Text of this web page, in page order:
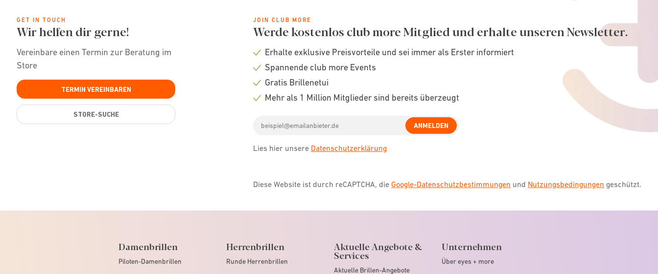
GET IN TOUCH
Wir helfen dir gerne!
Vereinbare einen Termin zur Beratung im
Store
TERMIN VEREINBAREN
STORE-SUCHE
JOIN CLUB MORE
Werde kostenlos club more Mitglied und erhalte unseren Newsletter.
Check
Erhalte exklusive Preisvorteile und sei immer als Erster informiert
Check
Spannende club more Events
Check
Gratis Brillenetui
Mehr als 1 Million Mitglieder sind bereits überzeugt
address
ANMELDEN
Lies hier unsere Datenschutzerklärung
Diese Website ist durch reCAPTCHA, die Google-Datenschutzbestimmungen und Nutzungsbedingungen geschützt.
Damenbrillen
Piloten-Damenbrillen
Herrenbrillen
Runde Herrenbrillen
Aktuelle Angebote &
Services
Aktuelle Brillen-Angebote
Unternehmen
Über eyes + more